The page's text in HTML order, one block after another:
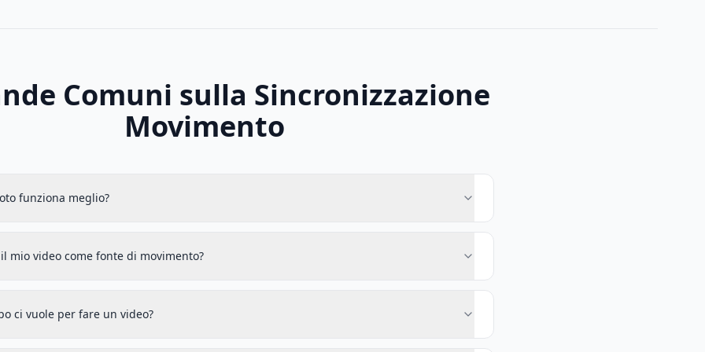
Comuni sulla Sincronizzazione
Movimento
funziona meglio?
mio video come fonte di movimento?
ci vuole per fare un video?